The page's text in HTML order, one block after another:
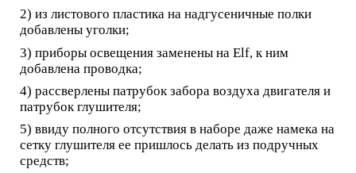
2) из листового пластика на надгусеничные полки
добавлены уголки;
3) приборы освещения заменены на Elf, к ним
добавлена проводка;
4) рассверлены патрубок забора воздуха двигателя и
патрубок глушителя;
5) ввиду полного отсутствия в наборе даже намека на
сетку глушителя ее пришлось делать из подручных
средств;